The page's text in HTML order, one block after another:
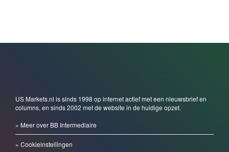
US Markets.nl is sinds 1998 op internet actief met een nieuwsbrief en
columns, en sinds 2002 met de website in de huidige opzet.
» Meer over BB Intermediaire
» Cookieinstellingen